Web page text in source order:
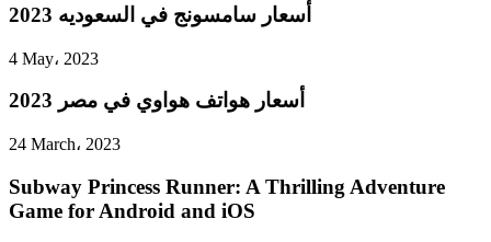
أسعار سامسونج في السعوديه 2023
4 May، 2023
أسعار هواتف هواوي في مصر 2023
24 March، 2023
Subway Princess Runner: A Thrilling Adventure
Game for Android and iOS